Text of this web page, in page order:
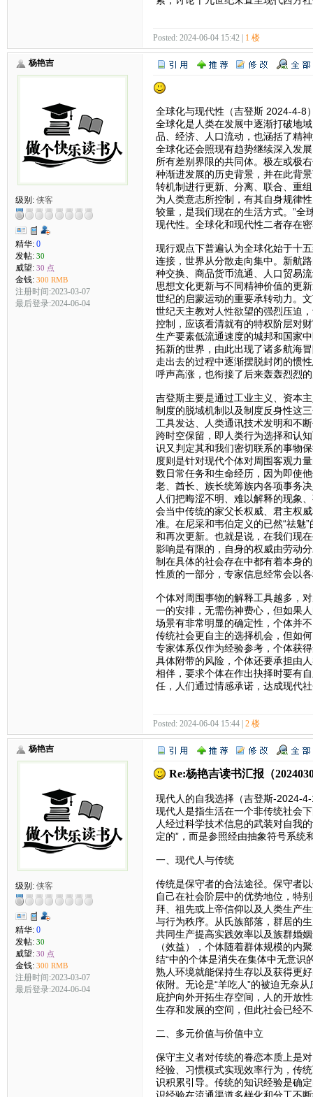
Posted: 2024-06-04 15:42 | 1 楼
杨艳吉
级别: 侠客
精华: 0
发帖: 30
威望: 30 点
金钱: 300 RMB
注册时间:2023-03-07
最后登录:2024-06-04
全球化与现代性（吉登斯 2024-4-8
全球化是人类在发展中逐渐打破地
品、经济、人口流动，也涵括了精
全球化还会照现有趋势继续深入发
所有差别界限的共同体。极左或极
种渐进发展的历史背景，并在此背
转机制进行更新、分离、联合、重
为人类意志所控制，有其自身规律
较量，是我们现在的生活方式。”全
现代性。全球化和现代性二者存在
现行观点下普遍认为全球化始于十
连接，世界从分散走向集中。新航
种交换、商品货币流通、人口贸易
思想文化更新与不同精神价值的更
世纪的启蒙运动的重要承转动力。
世纪天主教对人性欲望的强烈压迫
控制，应该看清就有的特权阶层对
生产要素低流通速度的城邦和国家
拓新的世界，由此出现了诸多航海
走出去的过程中逐渐摆脱封闭的惯
呼声高涨，也衔接了后来轰轰烈烈
吉登斯主要是通过工业主义、资本
制度的脱域机制以及制度反身性这
工具发达、人类通讯技术发明和不
跨时空保留，即人类行为选择和认
识又判定其和我们密切联系的事物
度则是针对现代个体对周围客观力
数日常任务和生命经历，因为即使
老、酋长、族长统筹族内各项事务
人们把晦涩不明、难以解释的现象
会当中传统的家父长权威、君主权
准。在尼采和韦伯定义的已然“祛魅
和再次更新。也就是说，在我们现
影响是有限的，自身的权威由劳动
制在具体的社会存在中都有着本身
性质的一部分，专家信息经常会以
个体对周围事物的解释工具越多，
一的安排，无需伤神费心，但如果
场景有非常明显的确定性，个体并
传统社会更自主的选择机会，但如
专家体系仅作为经验参考，个体获
具体附带的风险，个体还要承担由
相伴，要求个体在作出抉择时要有
任，人们通过情感承诺，达成现代
Posted: 2024-06-04 15:44 | 2 楼
杨艳吉
级别: 侠客
精华: 0
发帖: 30
威望: 30 点
金钱: 300 RMB
注册时间:2023-03-07
最后登录:2024-06-04
Re:杨艳吉读书汇报（
现代人的自我选择（吉登斯-2024-
现代人是指生活在一个非传统社会
人经过科学技术信息的武装对自我
定的”，而是参照经由抽象符号系统
一、现代人与传统
传统是保守者的合法途径。保守者
自己在社会阶层中的优势地位，特
拜、祖先或上帝信仰以及人类生产
与行为秩序。从氏族部落，群居的
共同生产提高实践效率以及族群婚
（效益），个体随着群体规模的内
结“中的个体是消失在集体中无意识
熟人环境就能保持生存以及获得更
依附。无论是“羊吃人”的被迫无奈
庇护向外开拓生存空间，人的开放
生存和发展的空间，但此社会已经
二、多元价值与价值中立
保守主义者对传统的眷恋本质上是
经验、习惯模式实现效率行为，传
识积累引导。传统的知识经验是确